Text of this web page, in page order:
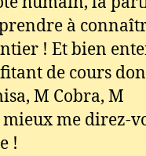
à
! Et bien
de cours
M Cobra, M
me direz-
!